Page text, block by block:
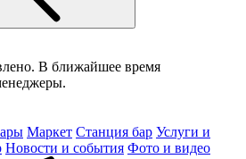
В ближайшее время
Маркет Станция бар Услуги и
Новости и события Фото и видео